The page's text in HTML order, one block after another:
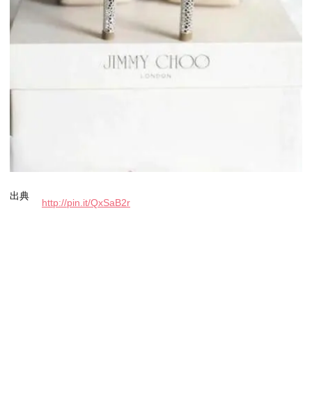
出典
http://pin.it/QxSaB2r